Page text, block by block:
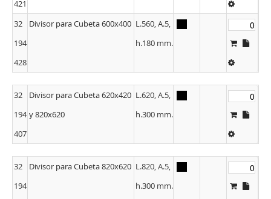
421
32
194
428
Divisor para Cubeta 600x400 L.560, A.5,
h.180 mm.
32
194
407
Divisor para Cubeta 620x420
y 820x620
L.620, A.5,
h.300 mm.
32
194
Divisor para Cubeta 820x620 L.820, A.5,
h.300 mm.